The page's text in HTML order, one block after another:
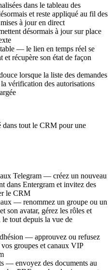
dans le tableau des
et reste appliqué au fil des
à jour en direct
désormais à jour sur place
— le lien en temps réel se
et récupère son état de façon
lorsque la liste des demandes
vérification des autorisations
dans tout le CRM pour une
Telegram — créez un nouveau
dans Entergram et invitez des
le CRM
— renommez un groupe ou un
son avatar, gérez les rôles et
le tout depuis la vue de
— approuvez ou refusez
vos groupes et canaux VIP
— envoyez des documents au